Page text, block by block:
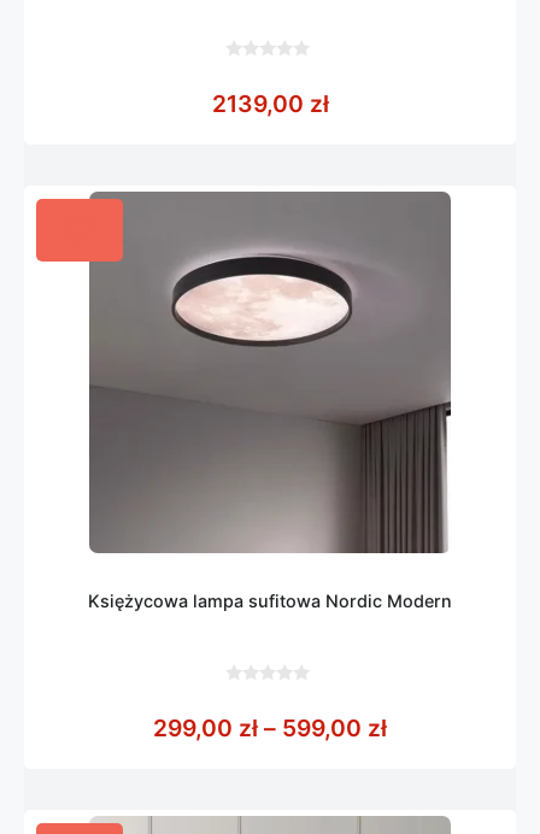
5
2139,00 zł
Księżycowa lampa sufitowa Nordic Modern
5
299,00 zł – 599,00 złZakres cen: